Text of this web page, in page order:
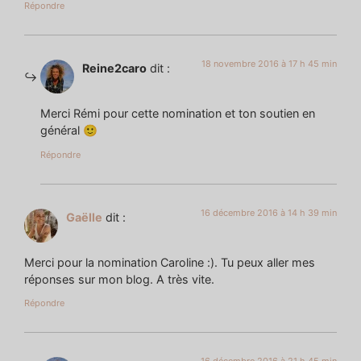
Répondre
Reine2caro dit : 18 novembre 2016 à 17 h 45 min
Merci Rémi pour cette nomination et ton soutien en
général 🙂
Répondre
Gaëlle dit : 16 décembre 2016 à 14 h 39 min
Merci pour la nomination Caroline :). Tu peux aller mes
réponses sur mon blog. A très vite.
Répondre